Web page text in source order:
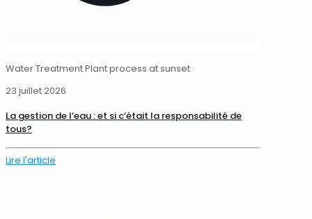
Water Treatment Plant process at sunset
23 juillet 2026
La gestion de l’eau : et si c’était la responsabilité de
tous?
Lire l'article